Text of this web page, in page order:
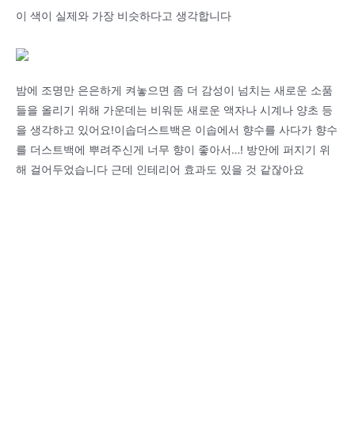
이 색이 실제와 가장 비슷하다고 생각합니다
밤에 조명만 은은하게 켜놓으면 좀 더 감성이 넘치는 새로운 소품
들을 올리기 위해 가운데는 비워둔 새로운 액자나 시계나 양초 등
을 생각하고 있어요!이솝더스트백은 이솝에서 향수를 사다가 향수
를 더스트백에 뿌려주신게 너무 향이 좋아서…! 방안에 퍼지기 위
해 걸어두었습니다 근데 인테리어 효과도 있을 것 같잖아요